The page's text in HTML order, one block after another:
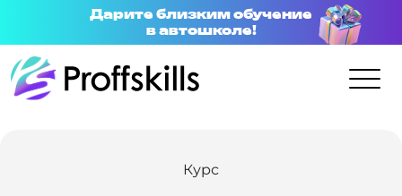
Дарите близким обучение
в автошколе!
Курс